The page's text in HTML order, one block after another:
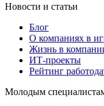
Новости и статьи
Блог
О компаниях в
Жизнь в
ИТ-проекты
Рейтинг
Молодым